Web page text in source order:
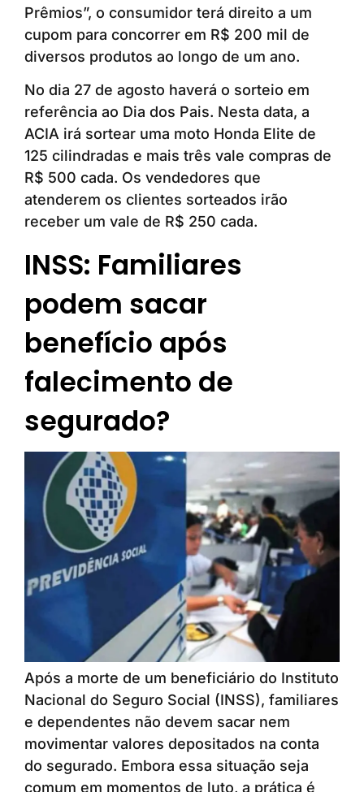
Prêmios”, o consumidor terá direito a um
cupom para concorrer em R$ 200 mil de
diversos produtos ao longo de um ano.
No dia 27 de agosto haverá o sorteio em
referência ao Dia dos Pais. Nesta data, a
ACIA irá sortear uma moto Honda Elite de
125 cilindradas e mais três vale compras de
R$ 500 cada. Os vendedores que
atenderem os clientes sorteados irão
receber um vale de R$ 250 cada.
INSS: Familiares
podem sacar
benefício após
falecimento de
segurado?
Após a morte de um beneficiário do Instituto
Nacional do Seguro Social (INSS), familiares
e dependentes não devem sacar nem
movimentar valores depositados na conta
do segurado. Embora essa situação seja
comum em momentos de luto, a prática é